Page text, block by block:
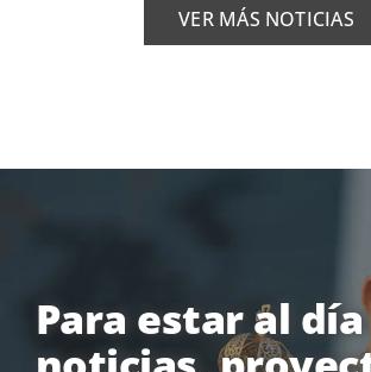
VER MÁS NOTICIAS
Para estar al